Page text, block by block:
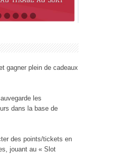
gagner plein de cadeaux
les
dans la base de
des points/tickets en
jouant au « Slot